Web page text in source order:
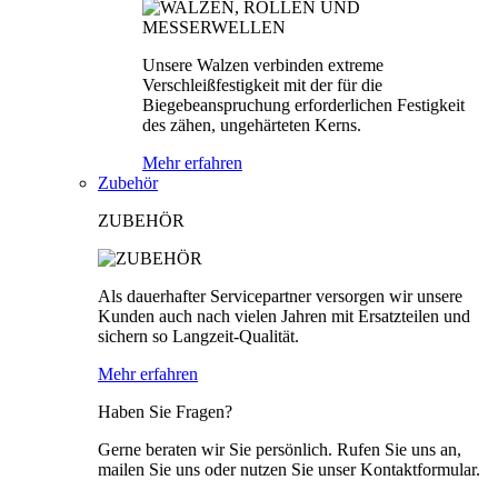
Unsere Walzen verbinden extreme
Verschleißfestigkeit mit der für die
Biegebeanspruchung erforderlichen Festigkeit
des zähen, ungehärteten Kerns.
Mehr erfahren
Zubehör
ZUBEHÖR
Als dauerhafter Servicepartner versorgen wir unsere
Kunden auch nach vielen Jahren mit Ersatzteilen und
sichern so Langzeit-Qualität.
Mehr erfahren
Haben Sie Fragen?
Gerne beraten wir Sie persönlich. Rufen Sie uns an,
mailen Sie uns oder nutzen Sie unser Kontaktformular.